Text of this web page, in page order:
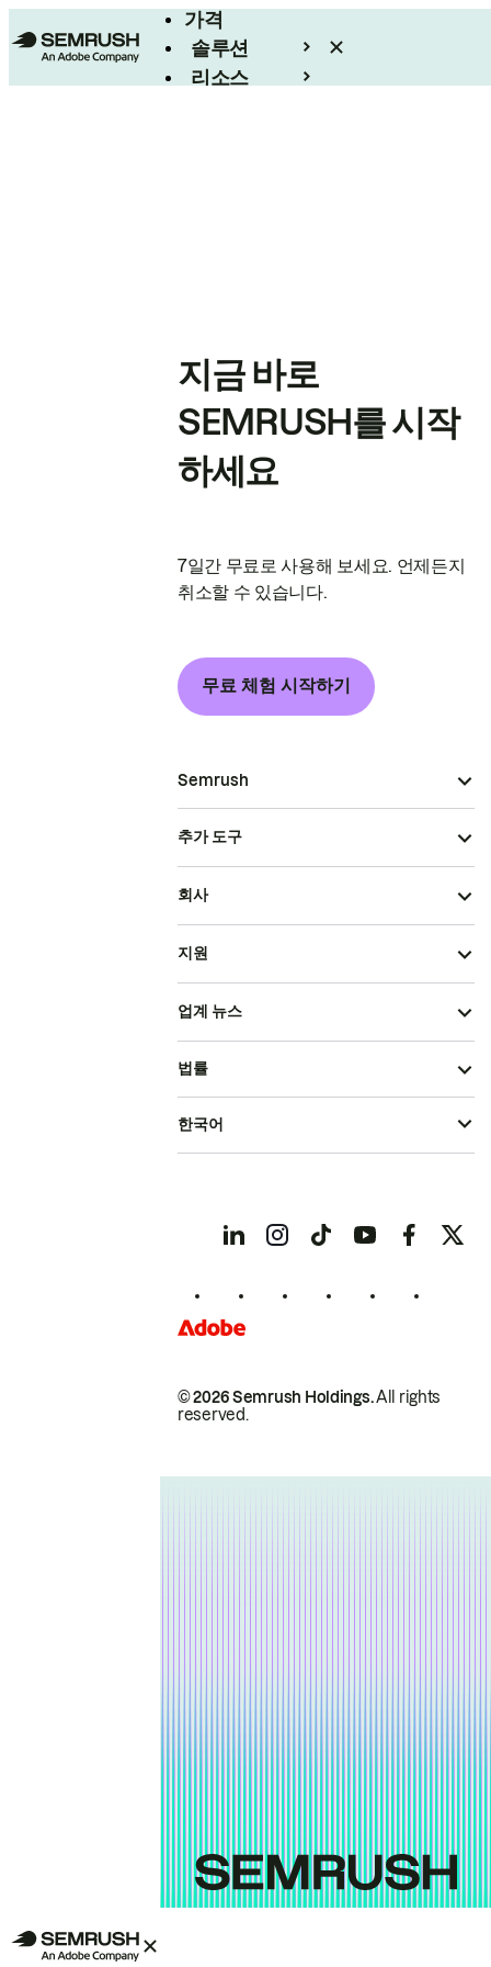
가격
솔루션
리소스
지금 바로
SEMRUSH를 시작
하세요
7일간 무료로 사용해 보세요. 언제든지
취소할 수 있습니다.
무료 체험 시작하기
Semrush
추가 도구
회사
지원
업계 뉴스
© 2026 Semrush Holdings.All rights
reserved.
법률
한국어